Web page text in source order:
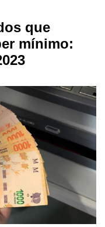
que
mínimo: